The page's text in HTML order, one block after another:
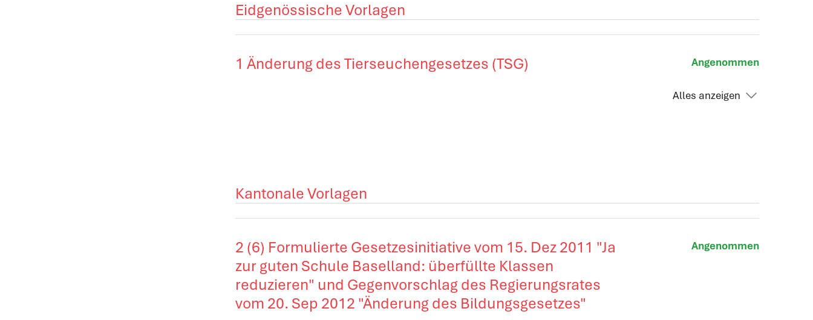
Eidgenössische Vorlagen
1 Änderung des Tierseuchengesetzes (TSG) Angenommen
Alles anzeigen
Kantonale Vorlagen
2 (6) Formulierte Gesetzesinitiative vom 15. Dez 2011 "Ja
zur guten Schule Baselland: überfüllte Klassen
reduzieren" und Gegenvorschlag des Regierungsrates
vom 20. Sep 2012 "Änderung des Bildungsgesetzes"
Angenommen